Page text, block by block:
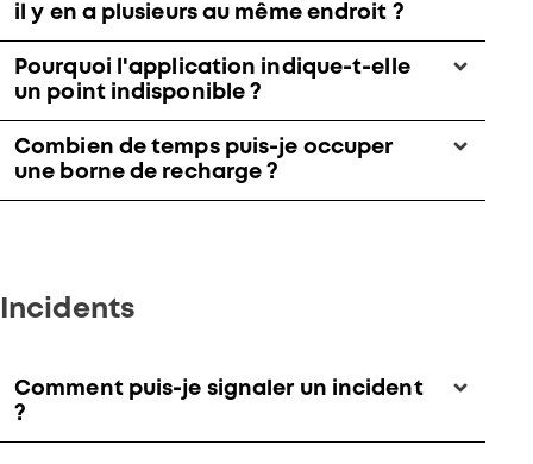
il y en a plusieurs au même endroit ?
Pourquoi l'application indique-t-elle
un point indisponible ?
Combien de temps puis-je occuper
une borne de recharge ?
Incidents
Comment puis-je signaler un incident
?